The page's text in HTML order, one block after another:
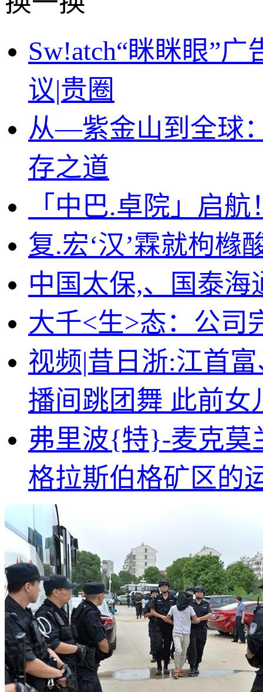
Sw!atch“眯眯眼”
议|贵圈
从—紫金山到全球
存之道
「中巴.卓院」启
复.宏‘汉’霖就枸橼
中国太保,、国泰
大千<生>态：公司
视频|昔日浙:江首
播间跳团舞 此前女
弗里波{特}-麦克莫
格拉斯伯格矿区的